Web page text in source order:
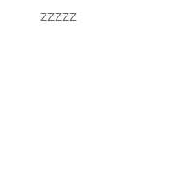
zzzzz